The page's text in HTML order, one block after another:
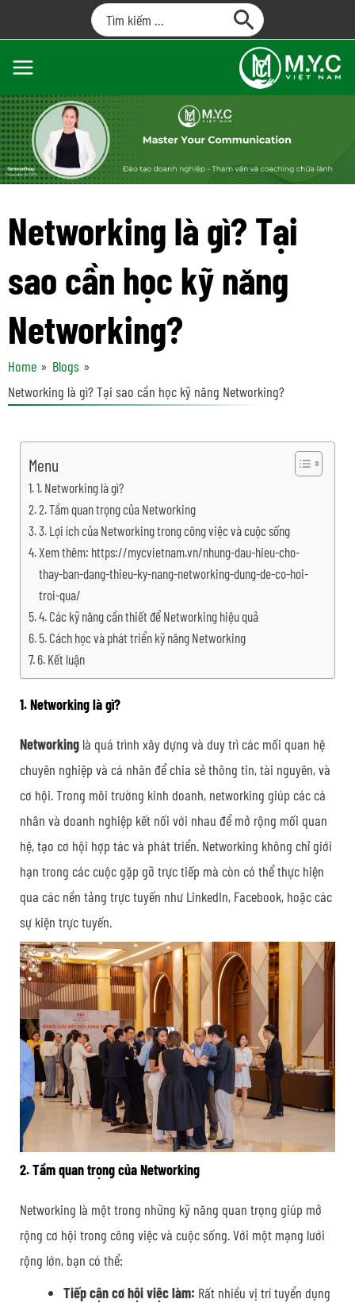
Networking là gì? Tại
sao cần học kỹ năng
Networking?
Home
Blogs
Networking là gì? Tại sao cần học kỹ năng Networking?
Menu
1. Networking là gì?
2. Tầm quan trọng của Networking
3. Lợi ích của Networking trong công việc và cuộc sống
Xem thêm: https://mycvietnam.vn/nhung-dau-hieu-cho-
thay-ban-dang-thieu-ky-nang-networking-dung-de-co-hoi-
troi-qua/
4. Các kỹ năng cần thiết để Networking hiệu quả
5. Cách học và phát triển kỹ năng Networking
6. Kết luận
1. Networking là gì?
Networkinglà quá trình xây dựng và duy trì các mối quan hệ
chuyên nghiệp và cá nhân để chia sẻ thông tin, tài nguyên, và
cơ hội. Trong môi trường kinh doanh, networking giúp các cá
nhân và doanh nghiệp kết nối với nhau để mở rộng mối quan
hệ, tạo cơ hội hợp tác và phát triển. Networking không chỉ giới
hạn trong các cuộc gặp gỡ trực tiếp mà còn có thể thực hiện
qua các nền tảng trực tuyến như LinkedIn, Facebook, hoặc các
sự kiện trực tuyến.
2. Tầm quan trọng của Networking
Networking là một trong những kỹ năng quan trọng giúp mở
rộng cơ hội trong công việc và cuộc sống. Với một mạng lưới
rộng lớn, bạn có thể:
Tiếp cận cơ hội việc làm: Rất nhiều vị trí tuyển dụng